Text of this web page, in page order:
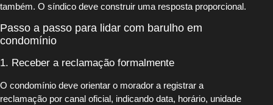
também. O síndico deve construir uma resposta proporcional.
Passo a passo para lidar com barulho em
condomínio
1. Receber a reclamação formalmente
O condomínio deve orientar o morador a registrar a
reclamação por canal oficial, indicando data, horário, unidade